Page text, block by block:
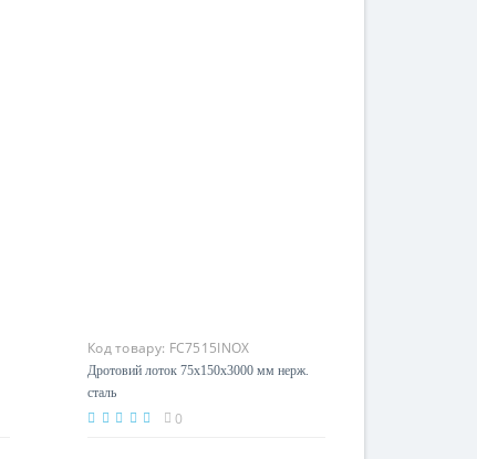
Код товару: FC7515INOX
Дротовий лоток 75х150х3000 мм нерж.
сталь
0